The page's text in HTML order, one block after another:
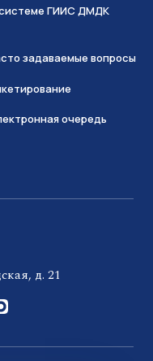
ГИИС ДМДК
задаваемые вопросы
очередь
д. 21